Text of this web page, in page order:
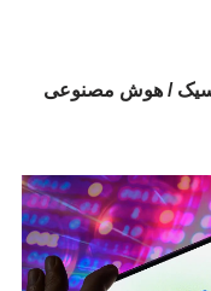
/ هوش مصنوعی